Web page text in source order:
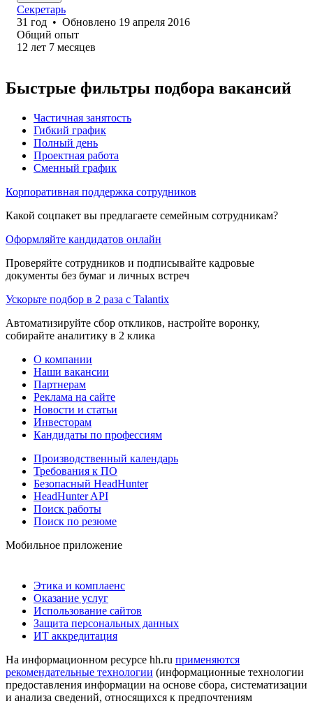
Секретарь
31 год • Обновлено 19 апреля 2016
Общий опыт
12 лет 7 месяцев
Быстрые фильтры подбора вакансий
Частичная занятость
Гибкий график
Полный день
Проектная работа
Сменный график
Корпоративная поддержка сотрудников
Какой соцпакет вы предлагаете семейным сотрудникам?
Оформляйте кандидатов онлайн
Проверяйте сотрудников и подписывайте кадровые
документы без бумаг и личных встреч
Ускорьте подбор в 2 раза с Talantix
Автоматизируйте сбор откликов, настройте воронку,
собирайте аналитику в 2 клика
О компании
Наши вакансии
Партнерам
Реклама на сайте
Новости и статьи
Инвесторам
Кандидаты по профессиям
Производственный календарь
Требования к ПО
Безопасный HeadHunter
HeadHunter API
Поиск работы
Поиск по резюме
Мобильное приложение
Этика и комплаенс
Оказание услуг
Использование сайтов
Защита персональных данных
ИТ аккредитация
На информационном ресурсе hh.ru применяются
рекомендательные технологии (информационные технологии
предоставления информации на основе сбора, систематизации
и анализа сведений, относящихся к предпочтениям